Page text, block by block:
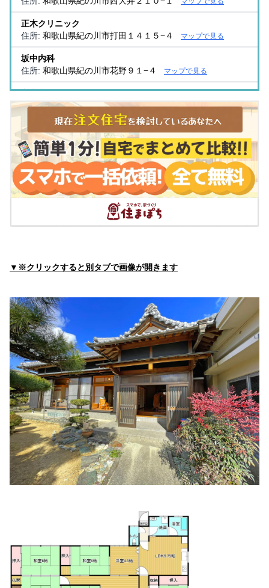
正木クリニック
住所: 和歌山県紀の川市打田１４１５−４ マップで見る
坂中内科
住所: 和歌山県紀の川市花野９１−４ マップで見る
宮井内科
住所:和歌山県紀の川市上野１３−１０ マップで見る
循環器内科するたクリニック
住所:和歌山県紀の川市上野７８−１ マップで見る
高尾内科医院
住所:和歌山県紀の川市貴志川町丸栖５−４ マップで見る
貴志川リハビリテーション病院
和歌山県紀の川市貴志川町丸栖１４２３−３
奥クリニック
住所:和歌山県紀の川市黒土２６３−１ マップで見る
どばしクリニック 胃腸・呼吸器科・外科
住所:和歌山県紀の川市北勢田２２８−１ マップで見る
那賀郡医師会
住所:和歌山県紀の川市東大井３５０ マップで見る
那賀医師会 在宅医療サポートセンター
住所:和歌山県紀の川市打田１２８２ マップで見る
那賀病院
住所:和歌山県紀の川市打田 マップで見る
和歌山県紀の川市中井阪205−３ マップで見る
公立那賀病院
住所:
和歌山県紀の川市打田 マップで見る
▼※クリックすると別タブで画像が開きます